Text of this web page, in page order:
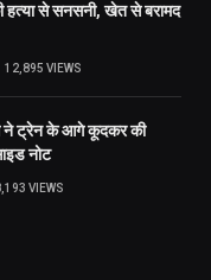
हत्या से सनसनी, खेत से बरामद
12,895 VIEWS
ने ट्रेन के आगे कूदकर की
नोट
VIEWS